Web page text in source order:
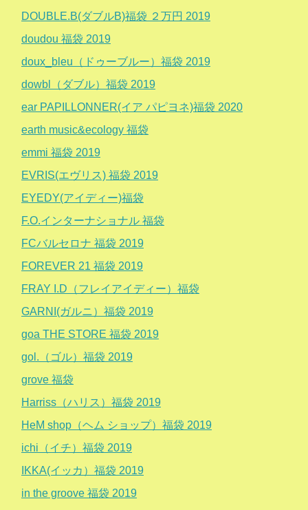
DOUBLE.B(ダブルB)福袋 ２万円 2019
doudou 福袋 2019
doux_bleu（ドゥーブルー）福袋 2019
dowbl（ダブル）福袋 2019
ear PAPILLONNER(イア パピヨネ)福袋 2020
earth music&ecology 福袋
emmi 福袋 2019
EVRIS(エヴリス) 福袋 2019
EYEDY(アイディー)福袋
F.O.インターナショナル 福袋
FCバルセロナ 福袋 2019
FOREVER 21 福袋 2019
FRAY I.D（フレイアイディー）福袋
GARNI(ガルニ）福袋 2019
goa THE STORE 福袋 2019
gol.（ゴル）福袋 2019
grove 福袋
Harriss（ハリス）福袋 2019
HeM shop（ヘム ショップ）福袋 2019
ichi（イチ）福袋 2019
IKKA(イッカ）福袋 2019
in the groove 福袋 2019